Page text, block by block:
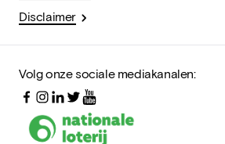
Disclaimer
Volg onze sociale mediakanalen: